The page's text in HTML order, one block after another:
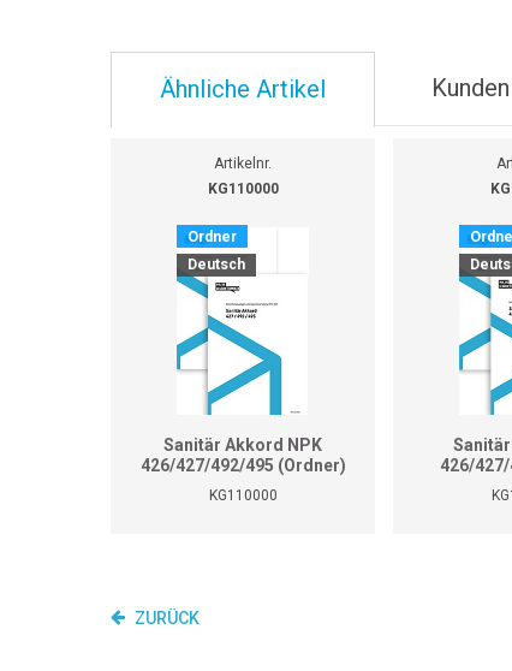
Ähnliche Artikel
Artikelnr.
KG110000
Ordner
Deutsch
Sanitär Akkord NPK
426/427/492/495 (Ordner)
KG110000
Sanitär
426/
ZURÜCK